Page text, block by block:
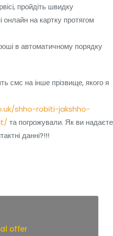
пройдіть швидку
онлайн на картку протягом
в автоматичному порядку
смс на інше прізвище, якого я
shho-robiti-jakshho-
та погрожували. Як ви надаєте
данні?!!!
offer